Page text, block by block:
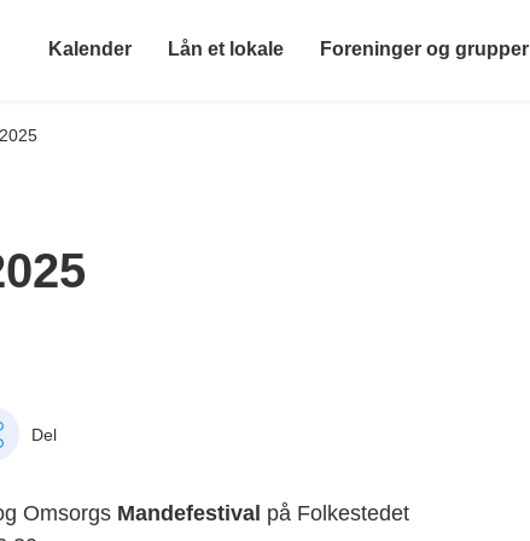
Kalender Lån et lokale Foreninger og grupper
Del
Omsorgs Mandefestival på Folkestedet